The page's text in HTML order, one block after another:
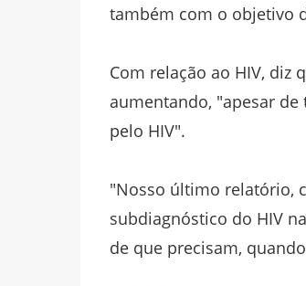
também com o objetivo
Com relação ao HIV, diz
aumentando, "apesar
pelo HIV".
"Nosso último relatório,
subdiagnóstico do HIV
de que precisam,